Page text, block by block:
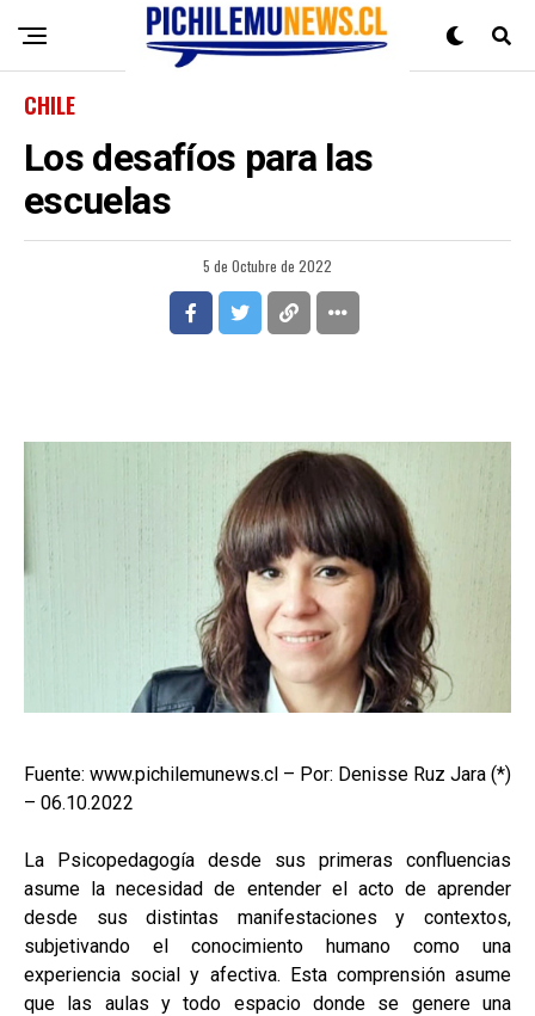
CHILE
Los desafíos para las
escuelas
5 de Octubre de 2022
Fuente: www.pichilemunews.cl – Por: Denisse Ruz Jara (*)
– 06.10.2022
La Psicopedagogía desde sus primeras confluencias
asume la necesidad de entender el acto de aprender
desde sus distintas manifestaciones y contextos,
subjetivando el conocimiento humano como una
experiencia social y afectiva. Esta comprensión asume
que las aulas y todo espacio donde se genere una